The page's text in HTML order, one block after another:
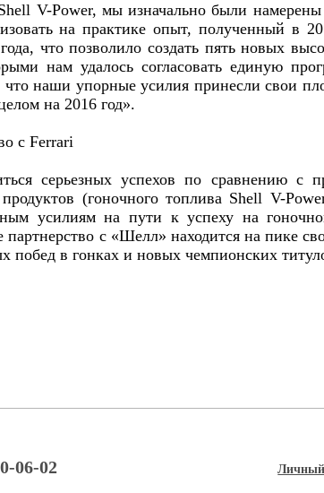
V-Power, мы изначально были
на практике опыт, полученный в
что позволило создать пять новых
нам удалось согласовать единую
наши упорные усилия принесли свои
на 2016 год».
с Ferrari
серьезных успехов по сравнению с
продуктов (гоночного топлива Shell V-
усилиям на пути к успеху на
с «Шелл» находится на пике
в гонках и новых чемпионских
06-02 Личный